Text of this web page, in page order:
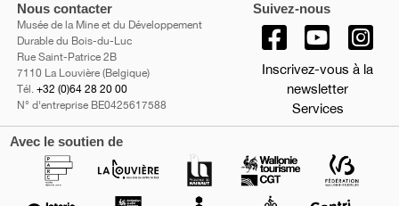
Nous contacter
Musée de la Mine et du Développement
Durable du Bois-du-Luc
Rue Saint-Patrice 2B
7110 La Louvière (Belgique)
Tél. +32 (0)64 28 20 00
N° d'entreprise BE0425617588
Suivez-nous
Inscrivez-vous à la
newsletter
Services
Avec le soutien de